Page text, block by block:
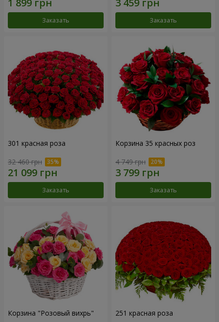
Заказать Заказать
301 красная роза
32 460 грн
Заказать
Корзина 35 красных роз
4 749 грн
Заказать
Корзина "Розовый вихрь" 251 красная роза